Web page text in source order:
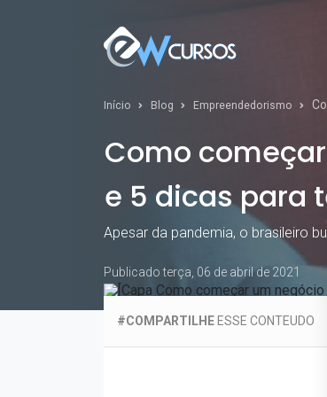
Início Blog Empreendedorismo
Como
e 5 dicas para
Apesar da pandemia, o brasileiro
Publicado terça, 06 de abril de 2021
#COMPARTILHE ESSE CONTEUDO